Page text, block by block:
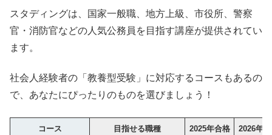
スタディングは、国家一般職、地方上級、市役所、警察
官・消防官などの人気公務員を目指す講座が提供されてい
ます。
社会人経験者の「教養型受験」に対応するコースもあるの
で、あなたにぴったりのものを選びましょう！
コース 目指せる職種 2025年合格 2026年